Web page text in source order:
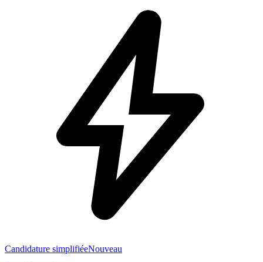
Candidature simplifiéeNouveau